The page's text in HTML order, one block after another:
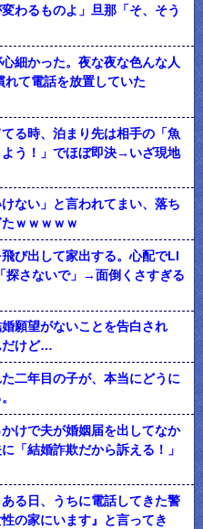
わるものよ」旦那「そ、そう
細かった。夜な夜な色んな人
れて電話を放置していた
る時、泊まり先は相手の「魚
う！」でほぼ即決→いざ現地
ない」と言われてまい、落ち
ｗｗｗｗｗ
び出して家出する。心配でLI
探さないで」→面倒くさすぎる
願望がないことを告白され
だけど…
二年目の子が、本当にどうに
けで夫が婚姻届を出してなか
「結婚詐欺だから訴える！」
る日、うちに電話してきた警
の家にいます』と言ってき